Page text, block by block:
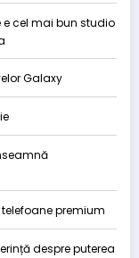
cel mai bun studio
Galaxy
premium
despre puterea